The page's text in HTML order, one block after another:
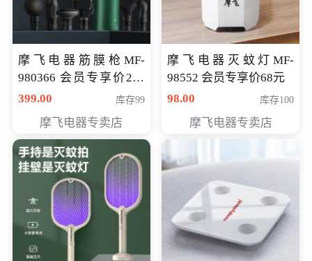
摩飞电器筋膜枪MF-
980366 会员专享价299
元
399.00 库存99
摩飞电器专卖店
摩飞电器灭蚊灯MF-
98552 会员专享价68元
98.00
库存100
摩飞电器专卖店